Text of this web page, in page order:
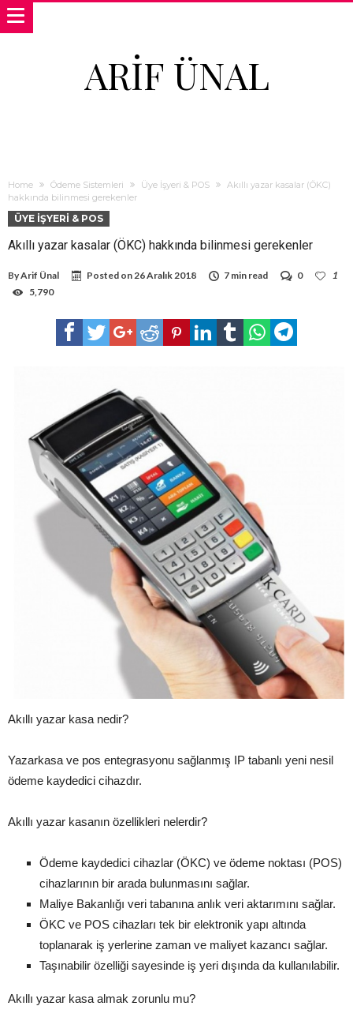
ARIF ÜNAL
Home Ödeme Sistemleri Üye İşyeri & POS
Akıllı yazar kasalar (ÖKC)
hakkında bilinmesi gerekenler
ÜYE İŞYERI & POS
Akıllı yazar kasalar (ÖKC) hakkında bilinmesi gerekenler
ByArif Ünal Posted on26 Aralık 2018 7 min read 0
1
5,790
Akıllı yazar kasa nedir?
Yazarkasa ve pos entegrasyonu sağlanmış IP tabanlı yeni nesil
ödeme kaydedici cihazdır.
Akıllı yazar kasanın özellikleri nelerdir?
Ödeme kaydedici cihazlar (ÖKC) ve ödeme noktası (POS)
cihazlarının bir arada bulunmasını sağlar.
Maliye Bakanlığı veri tabanına anlık veri aktarımını sağlar.
ÖKC ve POS cihazları tek bir elektronik yapı altında
toplanarak iş yerlerine zaman ve maliyet kazancı sağlar.
Taşınabilir özelliği sayesinde iş yeri dışında da kullanılabilir.
Akıllı yazar kasa almak zorunlu mu?